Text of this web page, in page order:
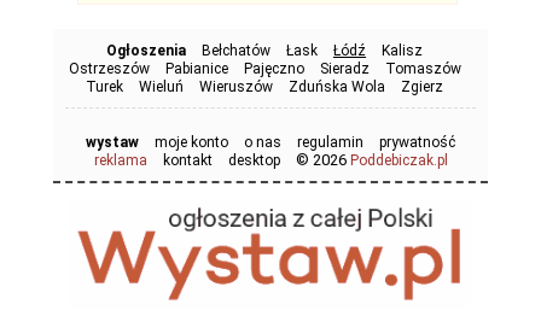
Ogłoszenia Bełchatów Łask Łódź
Kalisz
Ostrzeszów
Pabianice Pajęczno Sieradz
Tomaszów
Turek
Wieluń Wieruszów Zduńska Wola Zgierz
wystaw moje konto o nas regulamin
prywatność
reklama
kontakt desktop © 2026 Poddebiczak.pl